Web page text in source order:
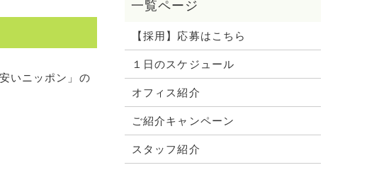
いニッポン」の
【採用】応募はこちら
１日のスケジュール
オフィス紹介
ご紹介キャンペーン
スタッフ紹介